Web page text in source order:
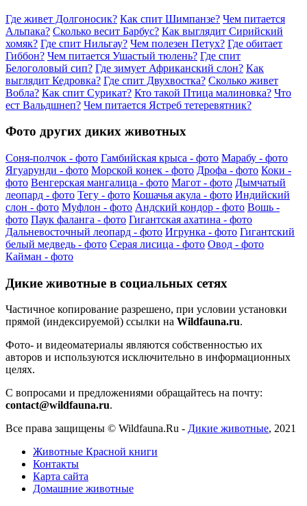
Где живет Долгоносик? Как спит Шимпанзе? Чем питается
Альпака? Сколько весит Барбус? Как выглядит Сирийский
хомяк? Где спит Нильгау? Чем полезен Петух? Где обитает
Гиббон? Чем питается Ушастый тюлень? Где спит
Белоголовый сип? Где зимует Африканский слон? Как
выглядит Кедровка? Где спит Двухвостка? Сколько живет
Вобла? Как спит Сурикат? Кто такой Птица малиновка? Что
ест Вальдшнеп? Чем питается Ястреб тетеревятник?
Фото других диких животных
Соня-полчок - фото Гамбийская крыса - фото Марабу - фото
Ягуарунди - фото Морской конек - фото Дрофа - фото Коки -
фото Венгерская мангалица - фото Магот - фото Дымчатый
леопард - фото Тегу - фото Кошачья акула - фото Индийский
слон - фото Муфлон - фото Андский кондор - фото Вошь -
фото Паук фаланга - фото Гигантская ахатина - фото
Дальневосточный леопард - фото Игрунка - фото Гигантский
белый медведь - фото Серая лисица - фото Овод - фото
Кайман - фото
Дикие животные в социальных сетях
Частичное копирование разрешено, при условии установки
прямой (индексируемой) ссылки на Wildfauna.ru.
Фото- и видеоматериалы являются собственностью их
авторов и используются исключительно в информационных
целях.
С вопросами и предложениями обращайтесь на почту:
contact@wildfauna.ru.
Все права защищены © Wildfauna.Ru - Дикие животные, 2021
Животные Красной книги
Контакты
Карта сайта
Домашние животные